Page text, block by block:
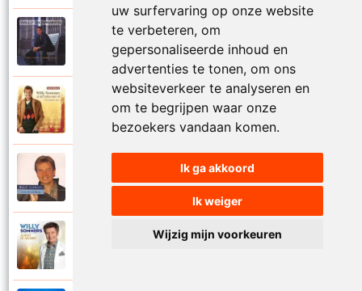
uw surfervaring op onze website
te verbeteren, om
gepersonaliseerde inhoud en
advertenties te tonen, om ons
websiteverkeer te analyseren en
om te begrijpen waar onze
bezoekers vandaan komen.
Ik ga akkoord
Ik weiger
Wijzig mijn voorkeuren
Willy Sommers
Willy Sommers
Jij bent alles voor mij
Jij bent als een droom
2004
Willy Sommers